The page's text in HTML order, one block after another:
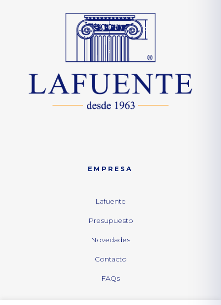
EMPRESA
Lafuente
Presupuesto
Novedades
Contacto
FAQs